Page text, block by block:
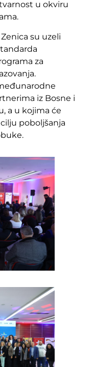
u okviru
su uzeli
za
iz Bosne i
a u kojima će
poboljšanja